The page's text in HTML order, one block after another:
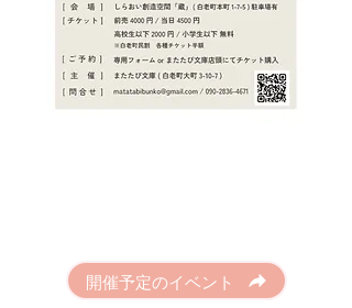
開催予定のイベント